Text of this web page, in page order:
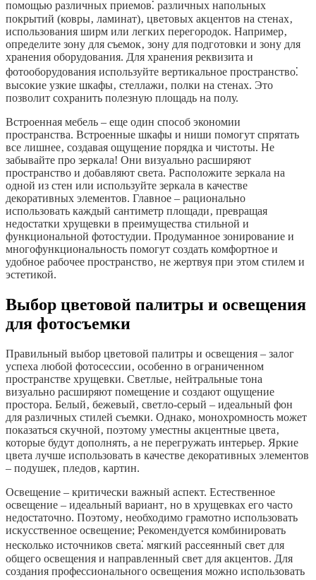
помощью различных приемов⁚ различных напольных
покрытий (ковры‚ ламинат)‚ цветовых акцентов на стенах‚
использования ширм или легких перегородок. Например‚
определите зону для съемок‚ зону для подготовки и зону для
хранения оборудования. Для хранения реквизита и
фотооборудования используйте вертикальное пространство⁚
высокие узкие шкафы‚ стеллажи‚ полки на стенах. Это
позволит сохранить полезную площадь на полу.
Встроенная мебель – еще один способ экономии
пространства. Встроенные шкафы и ниши помогут спрятать
все лишнее‚ создавая ощущение порядка и чистоты. Не
забывайте про зеркала! Они визуально расширяют
пространство и добавляют света. Расположите зеркала на
одной из стен или используйте зеркала в качестве
декоративных элементов. Главное – рационально
использовать каждый сантиметр площади‚ превращая
недостатки хрущевки в преимущества стильной и
функциональной фотостудии. Продуманное зонирование и
многофункциональность помогут создать комфортное и
удобное рабочее пространство‚ не жертвуя при этом стилем и
эстетикой.
Выбор цветовой палитры и освещения
для фотосъемки
Правильный выбор цветовой палитры и освещения – залог
успеха любой фотосессии‚ особенно в ограниченном
пространстве хрущевки. Светлые‚ нейтральные тона
визуально расширяют помещение и создают ощущение
простора. Белый‚ бежевый‚ светло-серый – идеальный фон
для различных стилей съемки. Однако‚ монохромность может
показаться скучной‚ поэтому уместны акцентные цвета‚
которые будут дополнять‚ а не перегружать интерьер. Яркие
цвета лучше использовать в качестве декоративных элементов
– подушек‚ пледов‚ картин.
Освещение – критически важный аспект. Естественное
освещение – идеальный вариант‚ но в хрущевках его часто
недостаточно. Поэтому‚ необходимо грамотно использовать
искусственное освещение; Рекомендуется комбинировать
несколько источников света⁚ мягкий рассеянный свет для
общего освещения и направленный свет для акцентов. Для
создания профессионального освещения можно использовать